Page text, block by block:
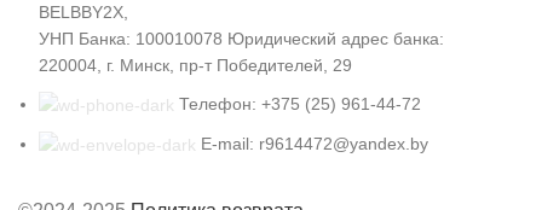
BELBBY2X,
УНП Банка: 100010078 Юридический адрес банка:
220004, г. Минск, пр-т Победителей, 29
Телефон: +375 (25) 961-44-72
E-mail: r9614472@yandex.by